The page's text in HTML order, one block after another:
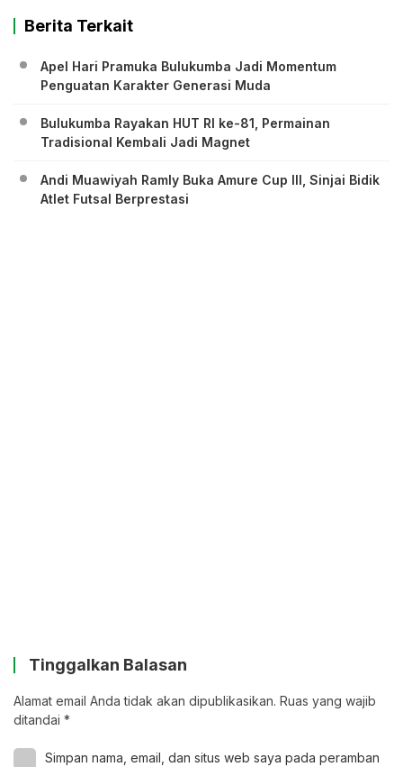
Berita Terkait
Apel Hari Pramuka Bulukumba Jadi Momentum
Penguatan Karakter Generasi Muda
Bulukumba Rayakan HUT RI ke-81, Permainan
Tradisional Kembali Jadi Magnet
Andi Muawiyah Ramly Buka Amure Cup III, Sinjai Bidik
Atlet Futsal Berprestasi
Tinggalkan Balasan
Alamat email Anda tidak akan dipublikasikan. Ruas yang wajib
ditandai *
Simpan nama, email, dan situs web saya pada peramban